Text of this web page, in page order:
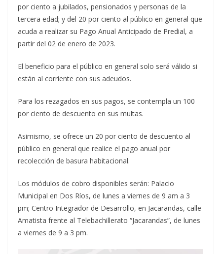
por ciento a jubilados, pensionados y personas de la
tercera edad; y del 20 por ciento al público en general que
acuda a realizar su Pago Anual Anticipado de Predial, a
partir del 02 de enero de 2023.
El beneficio para el público en general solo será válido si
están al corriente con sus adeudos.
Para los rezagados en sus pagos, se contempla un 100
por ciento de descuento en sus multas.
Asimismo, se ofrece un 20 por ciento de descuento al
público en general que realice el pago anual por
recolección de basura habitacional.
Los módulos de cobro disponibles serán: Palacio
Municipal en Dos Ríos, de lunes a viernes de 9 am a 3
pm; Centro Integrador de Desarrollo, en Jacarandas, calle
Amatista frente al Telebachillerato “Jacarandas”, de lunes
a viernes de 9 a 3 pm.